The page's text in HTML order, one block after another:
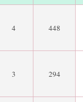
4 448
3 294